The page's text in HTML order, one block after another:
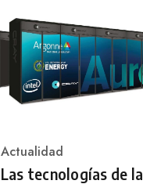
Category
Actualidad
Las tecnologías de la